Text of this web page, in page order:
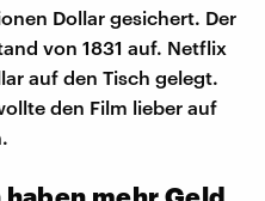
Dollar gesichert. Der
von 1831 auf. Netflix
auf den Tisch gelegt.
den Film lieber auf